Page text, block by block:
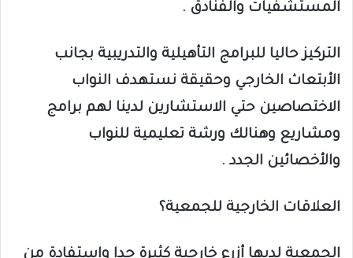
المستشفيات والفنادق .
التركيز حاليا للبرامج التأهيلية والتدريبية بجانب
الأبتعاث الخارجي وحقيقة نستهدف النواب
الاختصاصين حتي الاستشارين لدينا لهم برامج
ومشاريع وهنالك ورشة تعليمية للنواب
والأخصائين الجدد .
العلاقات الخارجية للجمعية؟